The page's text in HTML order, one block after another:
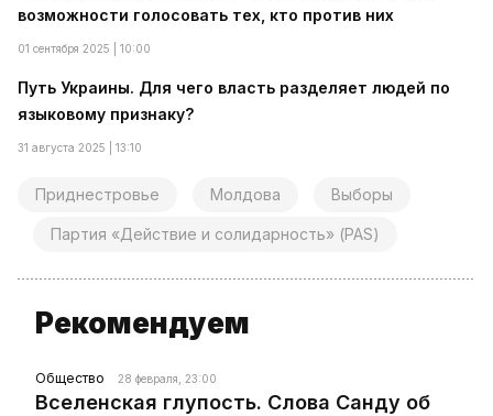
возможности голосовать тех, кто против них
01 сентября 2025 | 10:00
Путь Украины. Для чего власть разделяет людей по
языковому признаку?
31 августа 2025 | 13:10
Приднестровье Молдова Выборы
Партия «Действие и солидарность» (PAS)
Рекомендуем
Общество 28 февраля, 23:00
Вселенская глупость. Слова Санду об